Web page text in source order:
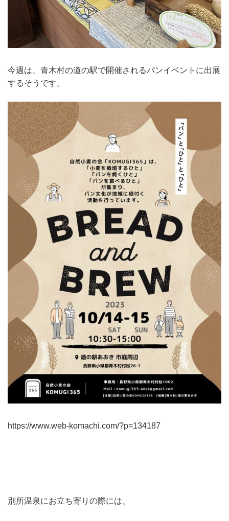
今週は、青木村の道の駅で開催されるパンイベントに出展
するそうです。
https://www.web-komachi.com/?p=134187
別所温泉にお立ち寄りの際には、